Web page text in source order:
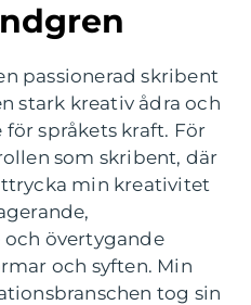
passionerad skribent
stark kreativ ådra och
språkets kraft. För
som skribent, där
min kreativitet
övertygande
och syften. Min
tog sin